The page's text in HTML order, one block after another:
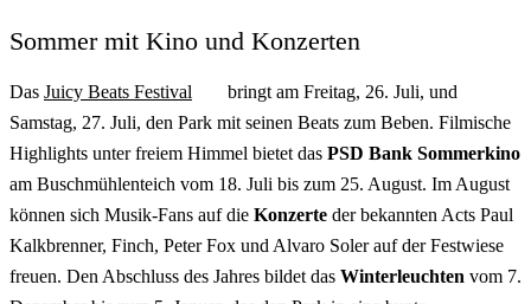
Sommer mit Kino und Konzerten
Das Juicy Beats Festival
bringt am Freitag, 26. Juli, und
Samstag, 27. Juli, den Park mit seinen Beats zum Beben. Filmische
Highlights unter freiem Himmel bietet das PSD Bank Sommerkino
am Buschmühlenteich vom 18. Juli bis zum 25. August. Im August
können sich Musik-Fans auf die Konzerte der bekannten Acts Paul
Kalkbrenner, Finch, Peter Fox und Alvaro Soler auf der Festwiese
freuen. Den Abschluss des Jahres bildet das Winterleuchten vom 7.